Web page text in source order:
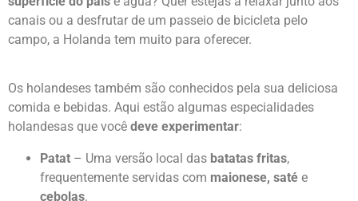
Baixos são os seus canais – sabias que quase19% da
superfície do paísé água? Quer estejas a relaxar junto aos
canais ou a desfrutar de um passeio de bicicleta pelo
Os holandeses também são conhecidos pela sua deliciosa
comida e bebidas. Aqui estão algumas especialidades
holandesas que vocêdeve experimentar:
Patat– Uma versão local das batatas fritas,